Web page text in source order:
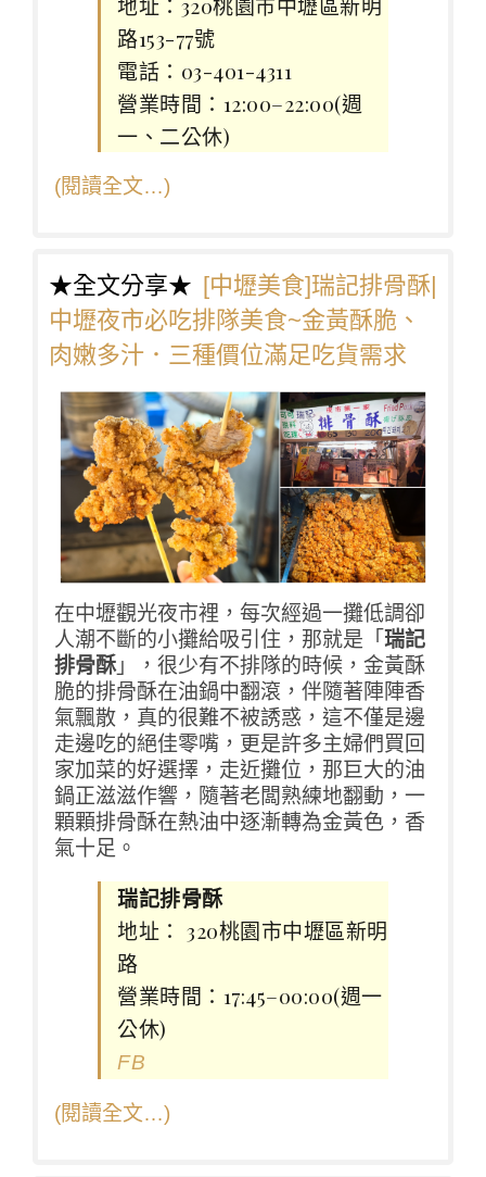
路153-77號
電話：03-401-4311
營業時間：12:00–22:00(週
一、二公休)
(閱讀全文…)
★全文分享★ [中壢美食]瑞記排骨酥|
中壢夜市必吃排隊美食~金黃酥脆、
肉嫩多汁．三種價位滿足吃貨需求
在中壢觀光夜市裡，每次經過一攤低調卻
人潮不斷的小攤給吸引住，那就是「瑞記
排骨酥」，很少有不排隊的時候，金黃酥
脆的排骨酥在油鍋中翻滾，伴隨著陣陣香
氣飄散，真的很難不被誘惑，這不僅是邊
走邊吃的絕佳零嘴，更是許多主婦們買回
家加菜的好選擇，走近攤位，那巨大的油
鍋正滋滋作響，隨著老闆熟練地翻動，一
顆顆排骨酥在熱油中逐漸轉為金黃色，香
氣十足。
瑞記排骨酥
地址： 320桃園市中壢區新明
路
營業時間：17:45–00:00(週一
公休)
FB
(閱讀全文…)